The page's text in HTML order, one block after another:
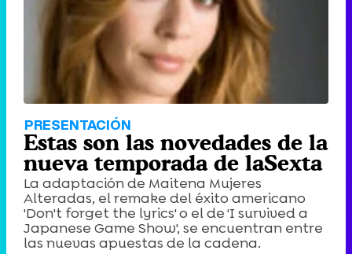
PRESENTACIÓN
Estas son las novedades de la
nueva temporada de laSexta
La adaptación de Maitena Mujeres
Alteradas, el remake del éxito americano
'Don't forget the lyrics' o el de 'I survived a
Japanese Game Show', se encuentran entre
las nuevas apuestas de la cadena.